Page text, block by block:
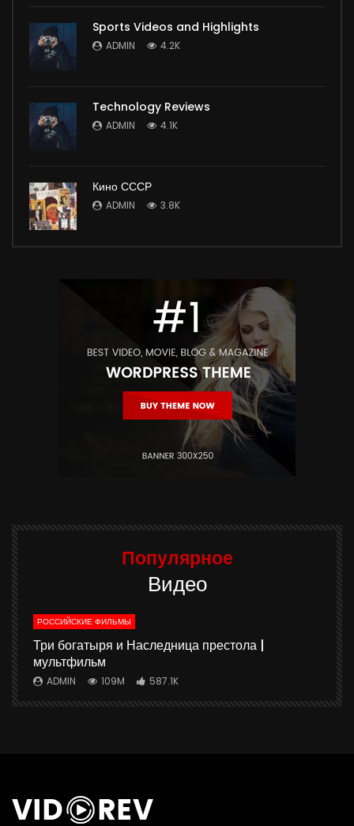
Sports Videos and Highlights
ADMIN 4.2K
Technology Reviews
ADMIN 4.1K
Кино СССР
ADMIN 3.8K
Популярное
Видео
РОССИЙСКИЕ ФИЛЬМЫ
Три богатыря и Наследница престола |
мультфильм
ADMIN 109M 587.1K